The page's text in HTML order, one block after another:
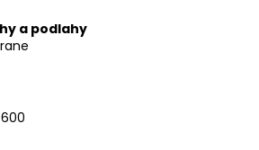
a podlahy